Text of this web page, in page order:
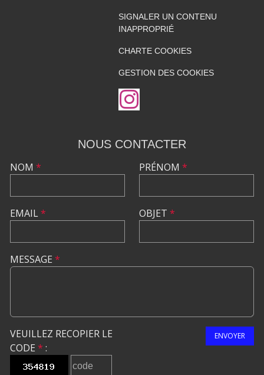
SIGNALER UN CONTENU
INAPPROPRIÉ
CHARTE COOKIES
GESTION DES COOKIES
NOUS CONTACTER
NOM *
EMAIL*
PRÉNOM *
OBJET *
MESSAGE *
VEUILLEZ RECOPIER LE
CODE * :
ENVOYER